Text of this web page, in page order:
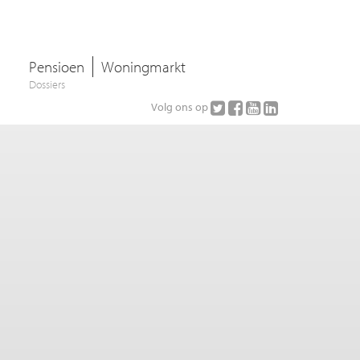
Pensioen Woningmarkt
Dossiers
Volg ons op